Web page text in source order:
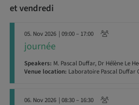
et vendredi
05. Nov 2026 | 09:00 – 17:00
journée
Speakers: M. Pascal Duffar, Dr Hélène Le
Venue location: Laboratoire Pascal Duffar
06. Nov 2026 | 08:30 – 16:30